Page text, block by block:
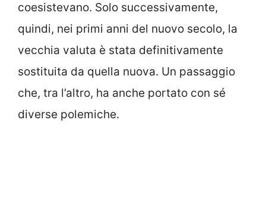
coesistevano. Solo successivamente,
quindi, nei primi anni del nuovo secolo, la
vecchia valuta è stata definitivamente
sostituita da quella nuova. Un passaggio
che, tra l’altro, ha anche portato con sé
diverse polemiche.